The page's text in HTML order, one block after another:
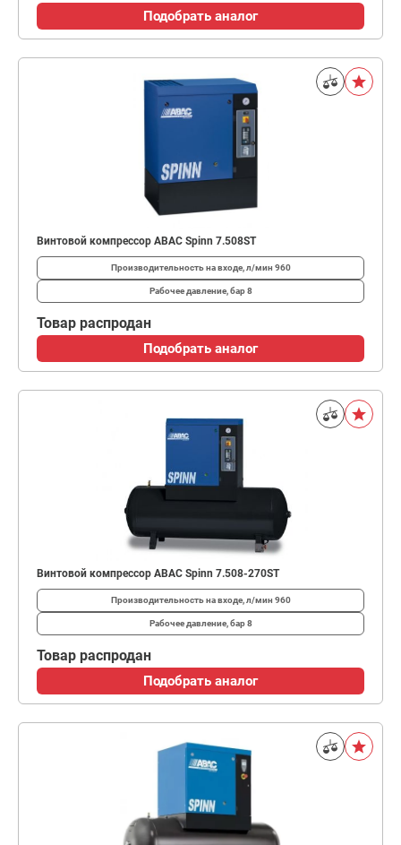
Подобрать аналог
Винтовой компрессор ABAC Spinn 7.508ST
Производительность на входе, л/мин 960
Рабочее давление, бар8
Товар распродан
Подобрать аналог
Винтовой компрессор ABAC Spinn 7.508-270ST
Производительность на входе, л/мин 960
Рабочее давление, бар8
Товар распродан
Подобрать аналог